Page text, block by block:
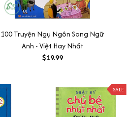
100 Truyện Ngụ Ngôn Song Ngữ
Anh - Việt Hay Nhất
$19.99
SALE